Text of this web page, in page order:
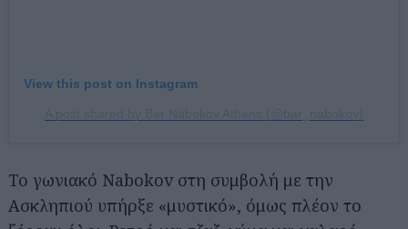
View this post on Instagram
Το γωνιακό Nabokov στη συμβολή με την
Ασκληπιού υπήρξε «μυστικό», όμως πλέον το